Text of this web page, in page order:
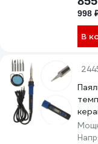
998
В